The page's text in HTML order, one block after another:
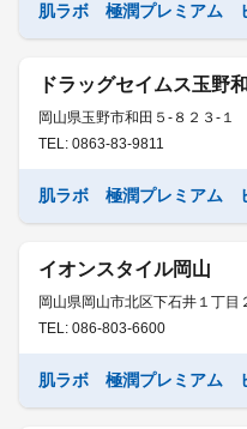
肌ラボ 極潤プレミアム
ドラッグセイムス玉野
岡山県玉野市和田５-８２３-１
TEL: 0863-83-9811
肌ラボ 極潤プレミアム
イオンスタイル岡山
岡山県岡山市北区下石井１丁目
TEL: 086-803-6600
肌ラボ 極潤プレミアム